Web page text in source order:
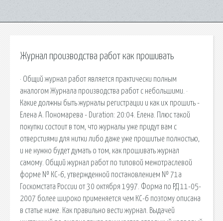
Журнал производства работ как прошивать
· Общий журнал работ является практически полным
аналогом Журнала производства работ с небольшими. ·
Какие должны быть журналы регистрации и как их прошить -
Елена А. Пономарева - Duration: 20:04. Елена. Плюс такой
покупки состоит в том, что журналы уже придут вам с
отверстиями для нитки либо даже уже прошитые полностью,
и не нужно будет думать о том, как прошивать журнал
самому. Общий журнал работ по типовой межотраслевой
форме № КС-6, утвержденной постановлением № 71а
Госкомстата России от 30 октября 1997. Форма по РД 11-05-
2007 более широко применяется чем КС-6 поэтому описана
в статье ниже. Как правильно вести журнал. Выдачей